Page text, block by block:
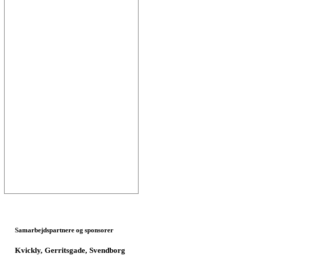
Samarbejdspartnere og sponsorer
Kvickly, Gerritsgade, Svendborg